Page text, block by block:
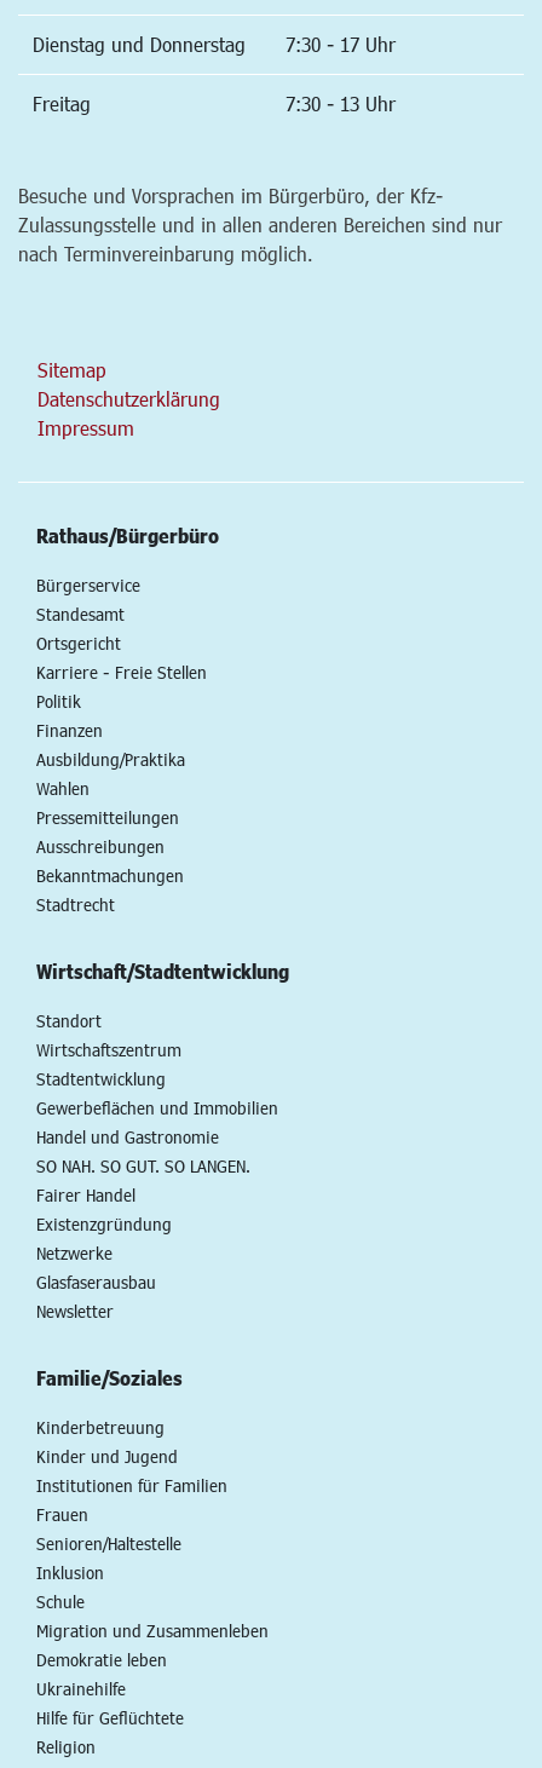
Dienstag und Donnerstag 7:30 - 17 Uhr
Freitag 7:30 - 13 Uhr
Besuche und Vorsprachen im Bürgerbüro, der Kfz-
Zulassungsstelle und in allen anderen Bereichen sind nur
nach Terminvereinbarung möglich.
Sitemap
Datenschutzerklärung
Impressum
Rathaus/Bürgerbüro
Bürgerservice
Standesamt
Ortsgericht
Karriere - Freie Stellen
Politik
Finanzen
Ausbildung/Praktika
Wahlen
Pressemitteilungen
Ausschreibungen
Bekanntmachungen
Stadtrecht
Wirtschaft/Stadtentwicklung
Standort
Wirtschaftszentrum
Stadtentwicklung
Gewerbeflächen und Immobilien
Handel und Gastronomie
SO NAH. SO GUT. SO LANGEN.
Fairer Handel
Existenzgründung
Netzwerke
Glasfaserausbau
Newsletter
Familie/Soziales
Kinderbetreuung
Kinder und Jugend
Institutionen für Familien
Frauen
Senioren/Haltestelle
Inklusion
Schule
Migration und Zusammenleben
Demokratie leben
Ukrainehilfe
Hilfe für Geflüchtete
Religion